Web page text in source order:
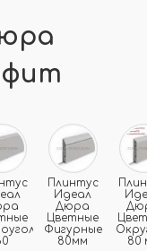
Плинтус
Идеал
Дюра
Цветные
Фигурные
80мм
80